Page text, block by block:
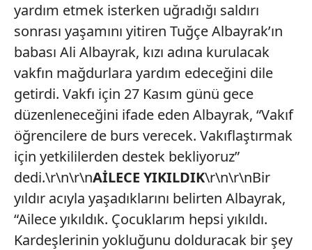
yardım etmek isterken uğradığı saldırı
sonrası yaşamını yitiren Tuğçe Albayrak’ın
babası Ali Albayrak, kızı adına kurulacak
vakfın mağdurlara yardım edeceğini dile
getirdi. Vakfı için 27 Kasım günü gece
düzenleneceğini ifade eden Albayrak, “Vakıf
öğrencilere de burs verecek. Vakıflaştırmak
için yetkililerden destek bekliyoruz”
dedi.\r\n\r\nAİLECE YIKILDIK\r\n\r\nBir
yıldır acıyla yaşadıklarını belirten Albayrak,
“Ailece yıkıldık. Çocuklarım hepsi yıkıldı.
Kardeşlerinin yokluğunu dolduracak bir şey